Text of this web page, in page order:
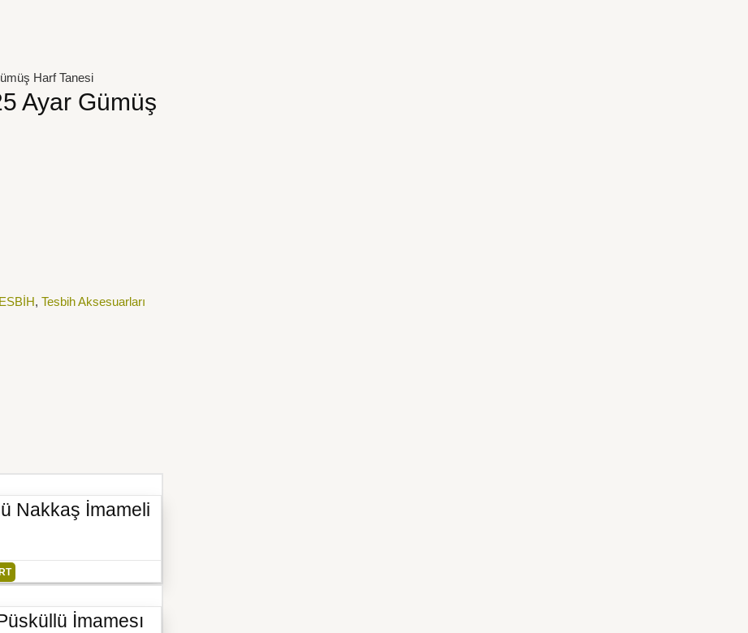
Harf Tanesi
Ayar Gümüş
, Tesbih Aksesuarları
Nakkaş İmameli
İmamesı